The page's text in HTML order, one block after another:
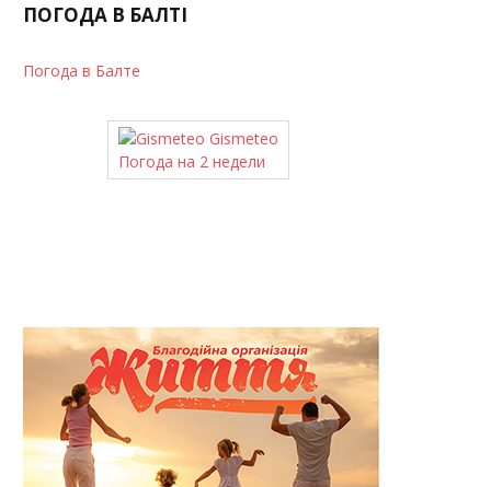
ПОГОДА В БАЛТІ
Погода в Балте
Gismeteo
Погода на 2 недели